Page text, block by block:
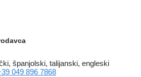
španjolski, talijanski, engleski
049 896 7868